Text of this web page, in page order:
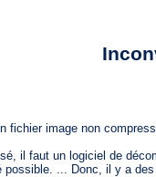
image non compressé
un logiciel de
possible. ... Donc, il y a